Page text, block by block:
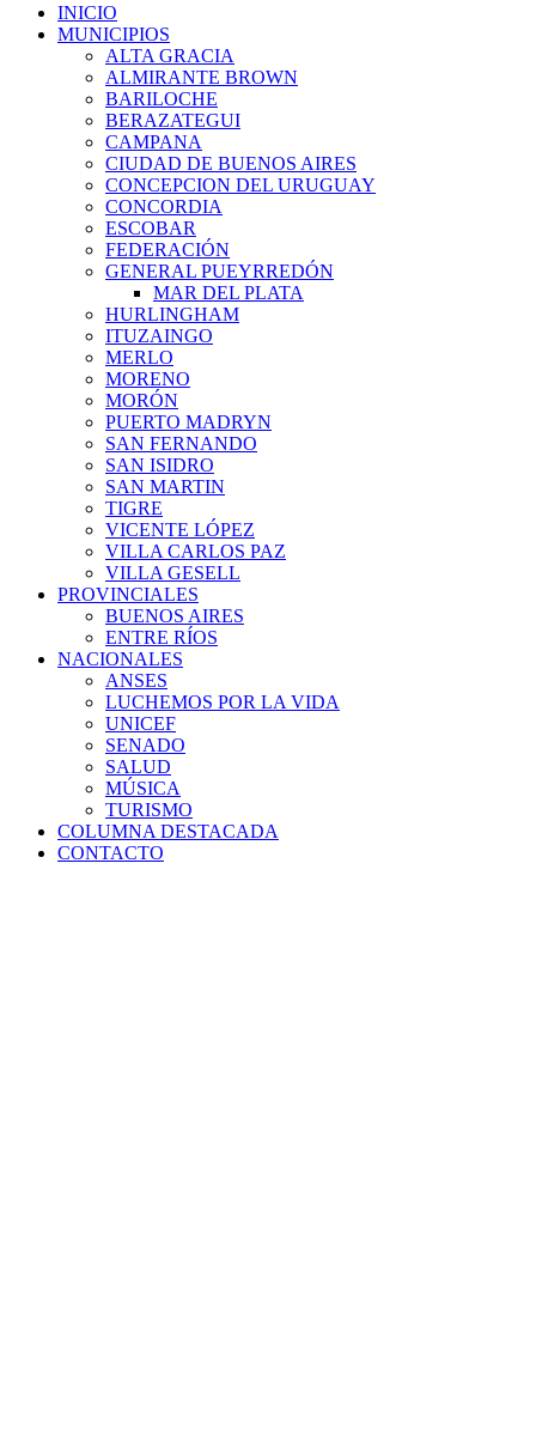
INICIO
MUNICIPIOS
ALTA GRACIA
ALMIRANTE BROWN
BARILOCHE
BERAZATEGUI
CAMPANA
CIUDAD DE BUENOS AIRES
CONCEPCION DEL URUGUAY
CONCORDIA
ESCOBAR
FEDERACIÓN
GENERAL PUEYRREDÓN
MAR DEL PLATA
HURLINGHAM
ITUZAINGO
MERLO
MORENO
MORÓN
PUERTO MADRYN
SAN FERNANDO
SAN ISIDRO
SAN MARTIN
TIGRE
VICENTE LÓPEZ
VILLA CARLOS PAZ
VILLA GESELL
PROVINCIALES
BUENOS AIRES
ENTRE RÍOS
NACIONALES
ANSES
LUCHEMOS POR LA VIDA
UNICEF
SENADO
SALUD
MÚSICA
TURISMO
COLUMNA DESTACADA
CONTACTO